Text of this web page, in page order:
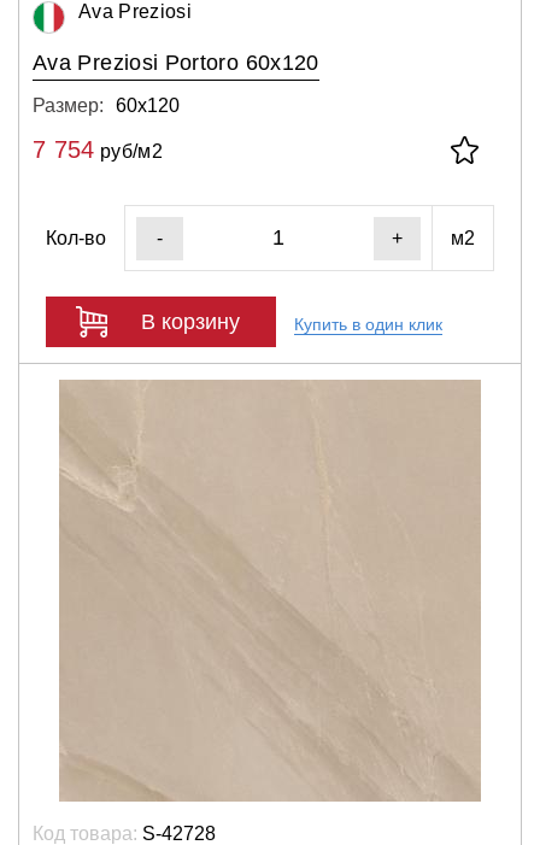
Ava Preziosi
Ava Preziosi Portoro 60x120
Размер: 60х120
7 754 руб/м2
Кол-во - + м2
В корзину Купить в один клик
Код товара: S-42728